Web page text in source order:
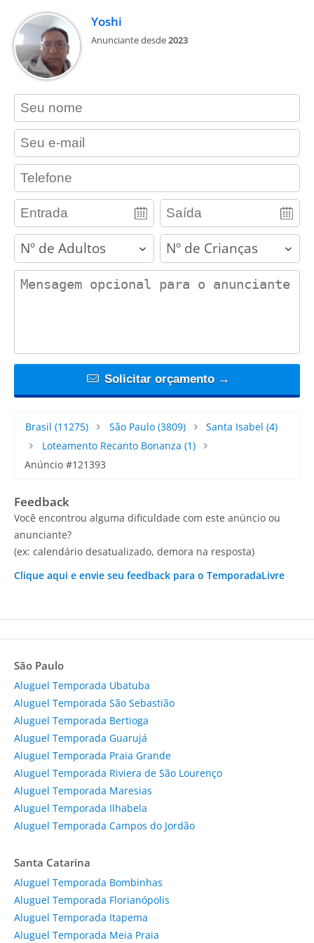
Yoshi
Anunciante desde2023
contact_name
contact_email
contact_phone
adults children
contact_message
Solicitar orçamento →
Brasil (11275) São Paulo(3809) Santa Isabel (4)
Loteamento Recanto Bonanza (1)
Anúncio #121393
Feedback
Você encontrou alguma dificuldade com este anúncio ou
anunciante?
(ex: calendário desatualizado, demora na resposta)
Clique aqui e envie seu feedback para o TemporadaLivre
São Paulo
Aluguel Temporada Ubatuba
Aluguel Temporada São Sebastião
Aluguel Temporada Bertioga
Aluguel Temporada Guarujá
Aluguel Temporada Praia Grande
Aluguel Temporada Riviera de São Lourenço
Aluguel Temporada Maresias
Aluguel Temporada Ilhabela
Aluguel Temporada Campos do Jordão
Santa Catarina
Aluguel Temporada Bombinhas
Aluguel Temporada Florianópolis
Aluguel Temporada Itapema
Aluguel Temporada Meia Praia